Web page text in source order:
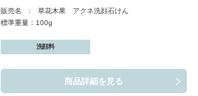
販売名 : 草花木果 アクネ洗顔石けん
標準重量：100g
洗顔料
商品詳細を見る